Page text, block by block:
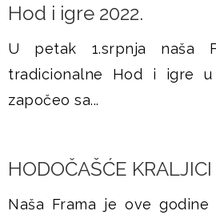
Hod i igre 2022.
U petak 1.srpnja naša
tradicionalne Hod i igre u
započeo sa...
HODOČAŠĆE
Naša Frama je ove godine